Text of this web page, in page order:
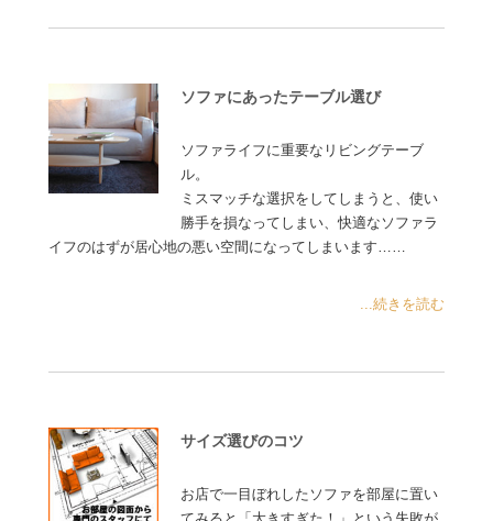
ソファにあったテーブル選び
ソファライフに重要なリビングテーブ
ル。
ミスマッチな選択をしてしまうと、使い
勝手を損なってしまい、快適なソファラ
イフのはずが居心地の悪い空間になってしまいます……
...続きを読む
サイズ選びのコツ
お店で一目ぼれしたソファを部屋に置い